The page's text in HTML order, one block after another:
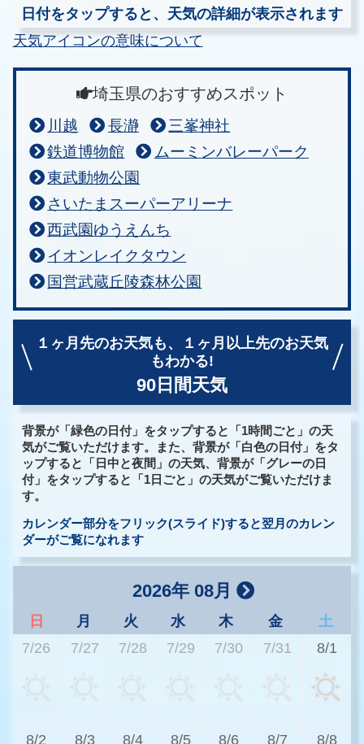
日付をタップすると、天気の詳細が表示されます
天気アイコンの意味について
埼玉県のおすすめスポット
川越 長瀞
三峯神社
鉄道博物館
ムーミンバレーパーク
東武動物公園
さいたまスーパーアリーナ
西武園ゆうえんち
イオンレイクタウン
国営武蔵丘陵森林公園
１ヶ月先のお天気も、
１ヶ月以上先のお天気
もわかる!
90日間天気
背景が「緑色の日付」をタップすると「1時間ごと」の天
気がご覧いただけます。また、背景が「白色の日付」をタ
ップすると「日中と夜間」の天気、背景が「グレーの日
付」をタップすると「1日ごと」の天気がご覧いただけま
す。
カレンダー部分をフリック(スライド)すると翌月のカレン
ダーがご覧になれます
2026年 08月
日 月 火 水 木 金
土
7/26
7/27 7/28 7/29 7/30 7/31 8/1
8/2 8/3 8/4 8/5 8/6 8/7 8/8